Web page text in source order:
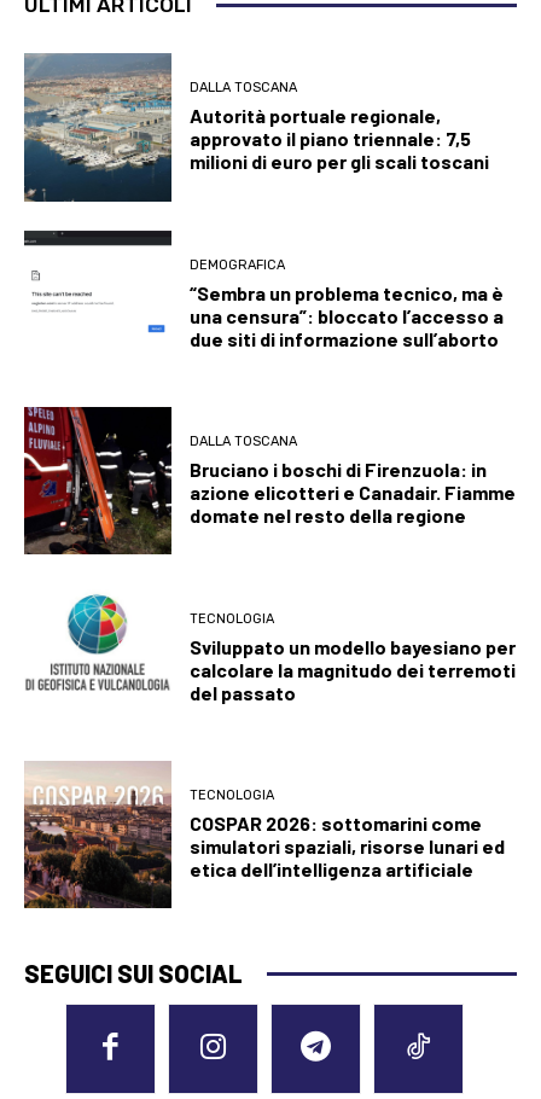
ULTIMI ARTICOLI
DALLA TOSCANA
Autorità portuale regionale,
approvato il piano triennale: 7,5
milioni di euro per gli scali toscani
DEMOGRAFICA
“Sembra un problema tecnico, ma è
una censura”: bloccato l’accesso a
due siti di informazione sull’aborto
DALLA TOSCANA
Bruciano i boschi di Firenzuola: in
azione elicotteri e Canadair. Fiamme
domate nel resto della regione
TECNOLOGIA
Sviluppato un modello bayesiano per
calcolare la magnitudo dei terremoti
del passato
TECNOLOGIA
COSPAR 2026: sottomarini come
simulatori spaziali, risorse lunari ed
etica dell’intelligenza artificiale
SEGUICI SUI SOCIAL